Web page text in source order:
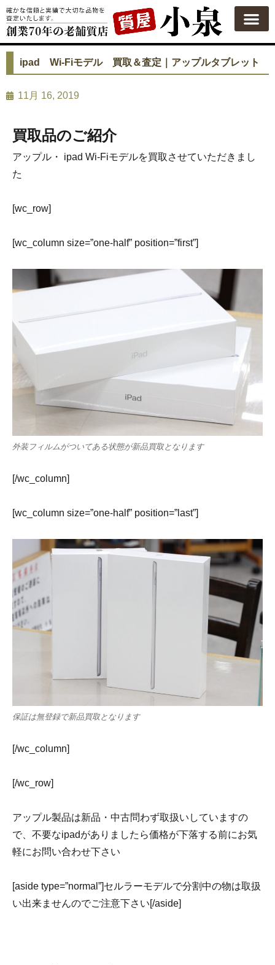
ipad Wi-Fiモデル 買取＆査定｜アップルタブレット
11月 16, 2019
買取品のご紹介
アップル・ ipad Wi-Fiモデルを買取させていただきまし
た
[wc_row]
[wc_column size=”one-half” position=”first”]
外装フィルムがついてある状態が新品買取となります
[/wc_column]
[wc_column size=”one-half” position=”last”]
保証は無登録で新品買取となります
[/wc_column]
[/wc_row]
アップル製品は新品・中古問わず取扱いしていますの
で、不要なipadがありましたら価格が下落する前にお気
軽にお問い合わせ下さい
[aside type=”normal”]セルラーモデルで分割中の物は取扱
い出来ませんのでご注意下さい[/aside]